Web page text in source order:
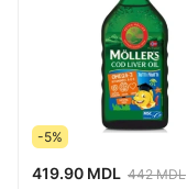
-5%
419.90 MDL 442 MDL